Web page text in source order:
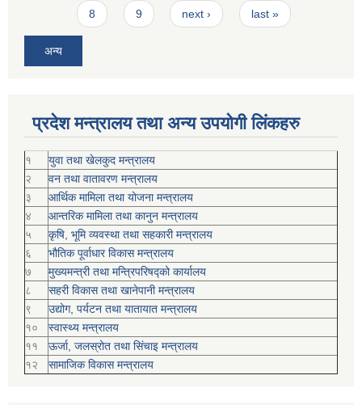
8 9 next › last »
अन्य
प्रदेश मन्त्रालय तथा अन्य उपयोगी लिंकहरु
१
युवा तथा खेलकुद मन्त्रालय
२
वन तथा वातावरण मन्त्रालय
३
आर्थिक मामिला तथा योजना मन्त्रालय
४
आन्तरिक मामिला तथा कानुन मन्त्रालय
५
कृषि, भूमि व्यवस्था तथा सहकारी मन्त्रालय
६
भौतिक पूर्वाधार विकास मन्त्रालय
७
मुख्यमन्त्री तथा मन्त्रिपरिषद्को कार्यालय
८
सहरी विकास तथा खानेपानी मन्त्रालय
९
उद्योग, पर्यटन तथा यातायात मन्त्रालय
१०
स्वास्थ्य मन्त्रालय
११
ऊर्जा, जलस्रोत तथा सिंचाइ मन्त्रालय
१२
सामाजिक विकास मन्‍‍त्रालय